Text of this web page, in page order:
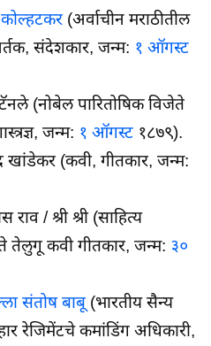
(अर्वाचीन मराठीतील
संदेशकार, जन्म: १ ऑगस्ट
(नोबेल पारितोषिक विजेते
जन्म: १ ऑगस्ट १८७९).
खांडेकर (कवी, गीतकार, जन्म:
राव / श्री श्री (साहित्य
तेलुगू कवी गीतकार, जन्म: ३०
संतोष बाबू (भारतीय सैन्य
रेजिमेंटचे कमांडिंग अधिकारी,